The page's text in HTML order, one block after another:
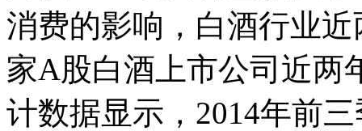
消费的影响，白酒行业
家A股白酒上市公司近两
计数据显示，2014年前